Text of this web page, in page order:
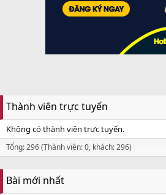
Thành viên trực tuyến
Không có thành viên trực tuyến.
Tổng: 296 (Thành viên: 0, khách: 296)
Bài mới nhất